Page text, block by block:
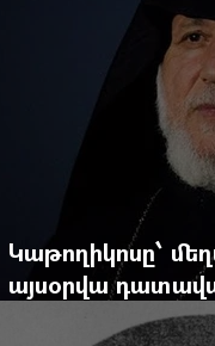
Կաթողիկոսը՝
այսօրվա
Mag.-ի մեծ